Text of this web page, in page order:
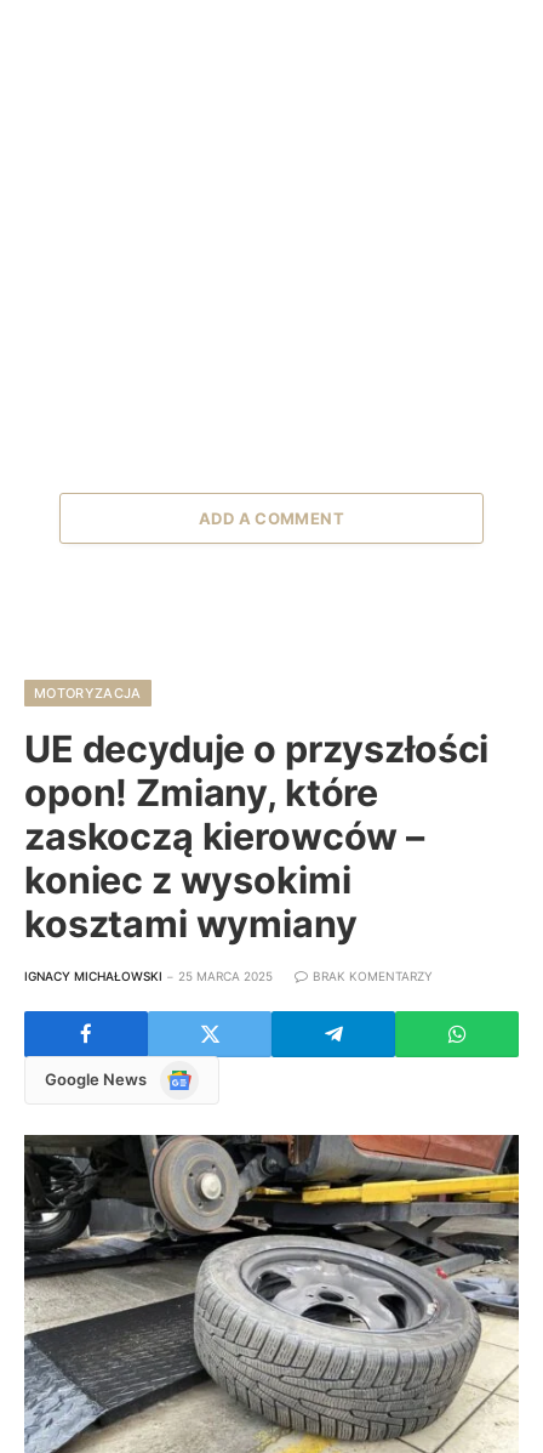
ADD A COMMENT
MOTORYZACJA
UE decyduje o przyszłości
opon! Zmiany, które
zaskoczą kierowców –
koniec z wysokimi
kosztami wymiany
IGNACY MICHAŁOWSKI 25 MARCA 2025 BRAK KOMENTARZY
Google News
Google